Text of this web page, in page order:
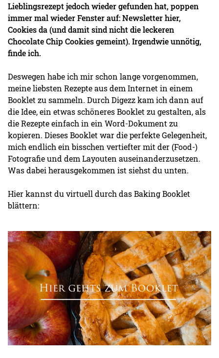
Lieblingsrezept jedoch wieder gefunden hat, poppen
immer mal wieder Fenster auf: Newsletter hier,
Cookies da (und damit sind nicht die leckeren
Chocolate Chip Cookies gemeint). Irgendwie unnötig,
finde ich.
Deswegen habe ich mir schon lange vorgenommen,
meine liebsten Rezepte aus dem Internet in einem
Booklet zu sammeln. Durch Digezz kam ich dann auf
die Idee, ein etwas schöneres Booklet zu gestalten, als
die Rezepte einfach in ein Word-Dokument zu
kopieren. Dieses Booklet war die perfekte Gelegenheit,
mich endlich ein bisschen vertiefter mit der (Food-)
Fotografie und dem Layouten auseinanderzusetzen.
Was dabei herausgekommen ist siehst du unten.
Hier kannst du virtuell durch das Baking Booklet
blättern: